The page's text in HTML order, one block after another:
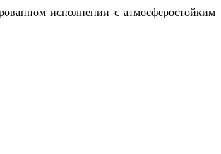
исполнении с атмосферостойким